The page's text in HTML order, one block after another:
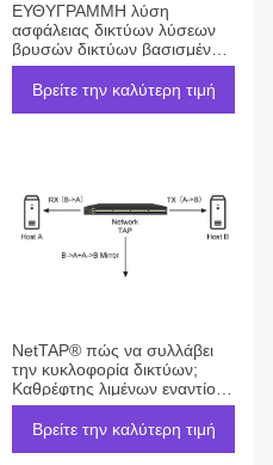
ΕΥΘΥΓΡΑΜΜΗ λύση
ασφάλειας δικτύων λύσεων
βρυσών δικτύων βασισμένη
στο στρατηγικό προστάτη
κυκλοφορίας NetTAP®
Βρείτε την καλύτερη τιμή
NetTAP® πώς να συλλάβει
την κυκλοφορία δικτύων;
Καθρέφτης λιμένων εναντίον
της βρύσης δικτύων
Βρείτε την καλύτερη τιμή